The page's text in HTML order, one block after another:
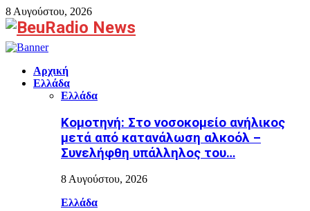
8 Αυγούστου, 2026
Facebook
Αρχική
Ελλάδα
Ελλάδα
Κομοτηνή: Στο νοσοκομείο ανήλικος
μετά από κατανάλωση αλκοόλ –
Συνελήφθη υπάλληλος του…
8 Αυγούστου, 2026
Ελλάδα